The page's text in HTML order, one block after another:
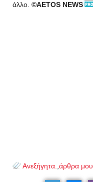
άλλο. ©AETOS NEWS
Ανεξήγητα. άρθρα μου